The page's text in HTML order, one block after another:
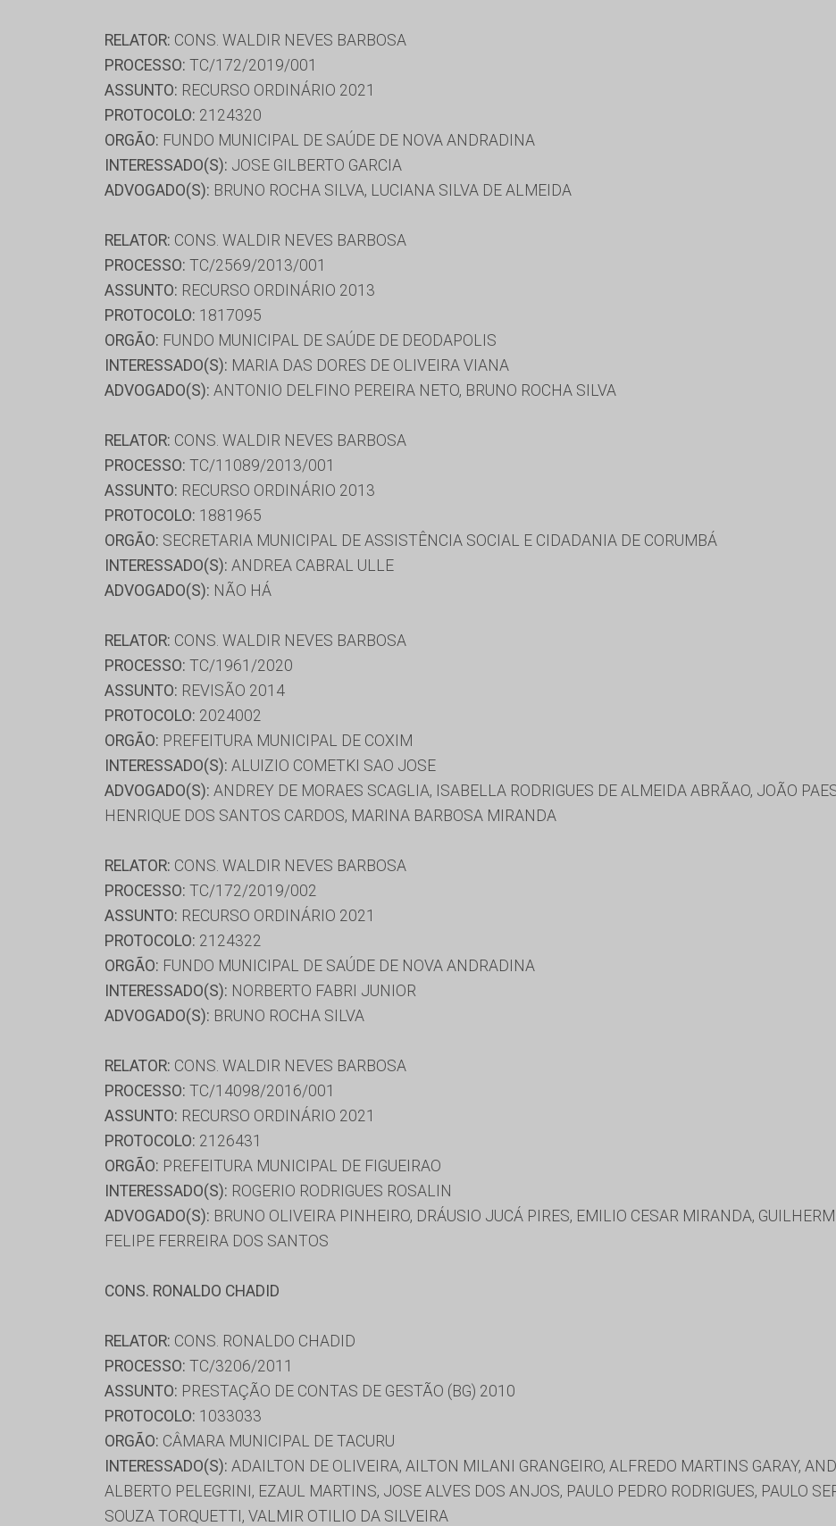
RELATOR: CONS. WALDIR NEVES BARBOSA
PROCESSO: TC/172/2019/001
ASSUNTO: RECURSO ORDINÁRIO 2021
PROTOCOLO: 2124320
ORGÃO: FUNDO MUNICIPAL DE SAÚDE DE NOVA ANDRADINA
INTERESSADO(S): JOSE GILBERTO GARCIA
ADVOGADO(S): BRUNO ROCHA SILVA, LUCIANA SILVA DE ALMEIDA
RELATOR: CONS. WALDIR NEVES BARBOSA
PROCESSO: TC/2569/2013/001
ASSUNTO: RECURSO ORDINÁRIO 2013
PROTOCOLO: 1817095
ORGÃO: FUNDO MUNICIPAL DE SAÚDE DE DEODAPOLIS
INTERESSADO(S): MARIA DAS DORES DE OLIVEIRA VIANA
ADVOGADO(S): ANTONIO DELFINO PEREIRA NETO, BRUNO ROCHA SILVA
RELATOR: CONS. WALDIR NEVES BARBOSA
PROCESSO: TC/11089/2013/001
ASSUNTO: RECURSO ORDINÁRIO 2013
PROTOCOLO: 1881965
ORGÃO: SECRETARIA MUNICIPAL DE ASSISTÊNCIA SOCIAL E CIDADANIA DE CORUMBÁ
INTERESSADO(S): ANDREA CABRAL ULLE
ADVOGADO(S): NÃO HÁ
RELATOR: CONS. WALDIR NEVES BARBOSA
PROCESSO: TC/1961/2020
ASSUNTO: REVISÃO 2014
PROTOCOLO: 2024002
ORGÃO: PREFEITURA MUNICIPAL DE COXIM
INTERESSADO(S): ALUIZIO COMETKI SAO JOSE
ADVOGADO(S): ANDREY DE MORAES SCAGLIA, ISABELLA RODRIGUES DE ALMEIDA ABRÃAO, JOÃO
HENRIQUE DOS SANTOS CARDOS, MARINA BARBOSA MIRANDA
RELATOR: CONS. WALDIR NEVES BARBOSA
PROCESSO: TC/172/2019/002
ASSUNTO: RECURSO ORDINÁRIO 2021
PROTOCOLO: 2124322
ORGÃO: FUNDO MUNICIPAL DE SAÚDE DE NOVA ANDRADINA
INTERESSADO(S): NORBERTO FABRI JUNIOR
ADVOGADO(S): BRUNO ROCHA SILVA
RELATOR: CONS. WALDIR NEVES BARBOSA
PROCESSO: TC/14098/2016/001
ASSUNTO: RECURSO ORDINÁRIO 2021
PROTOCOLO: 2126431
ORGÃO: PREFEITURA MUNICIPAL DE FIGUEIRAO
INTERESSADO(S): ROGERIO RODRIGUES ROSALIN
ADVOGADO(S): BRUNO OLIVEIRA PINHEIRO, DRÁUSIO JUCÁ PIRES, EMILIO CESAR MIRANDA,
FELIPE FERREIRA DOS SANTOS
CONS. RONALDO CHADID
RELATOR: CONS. RONALDO CHADID
PROCESSO: TC/3206/2011
ASSUNTO: PRESTAÇÃO DE CONTAS DE GESTÃO (BG) 2010
PROTOCOLO: 1033033
ORGÃO: CÂMARA MUNICIPAL DE TACURU
INTERESSADO(S): ADAILTON DE OLIVEIRA, AILTON MILANI GRANGEIRO, ALFREDO MARTINS GARAY,
ALBERTO PELEGRINI, EZAUL MARTINS, JOSE ALVES DOS ANJOS, PAULO PEDRO RODRIGUES, PAULO
SOUZA TORQUETTI, VALMIR OTILIO DA SILVEIRA